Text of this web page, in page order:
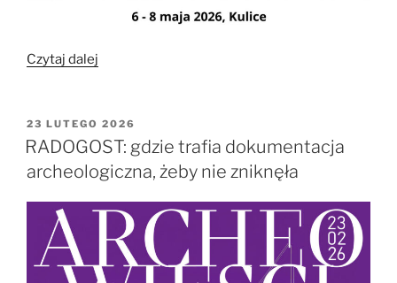
Czytaj dalej
Kulicach!”
OPUBLIKOWANE
W
23 LUTEGO 2026
RADOGOST: gdzie trafia dokumentacja
archeologiczna, żeby nie zniknęła